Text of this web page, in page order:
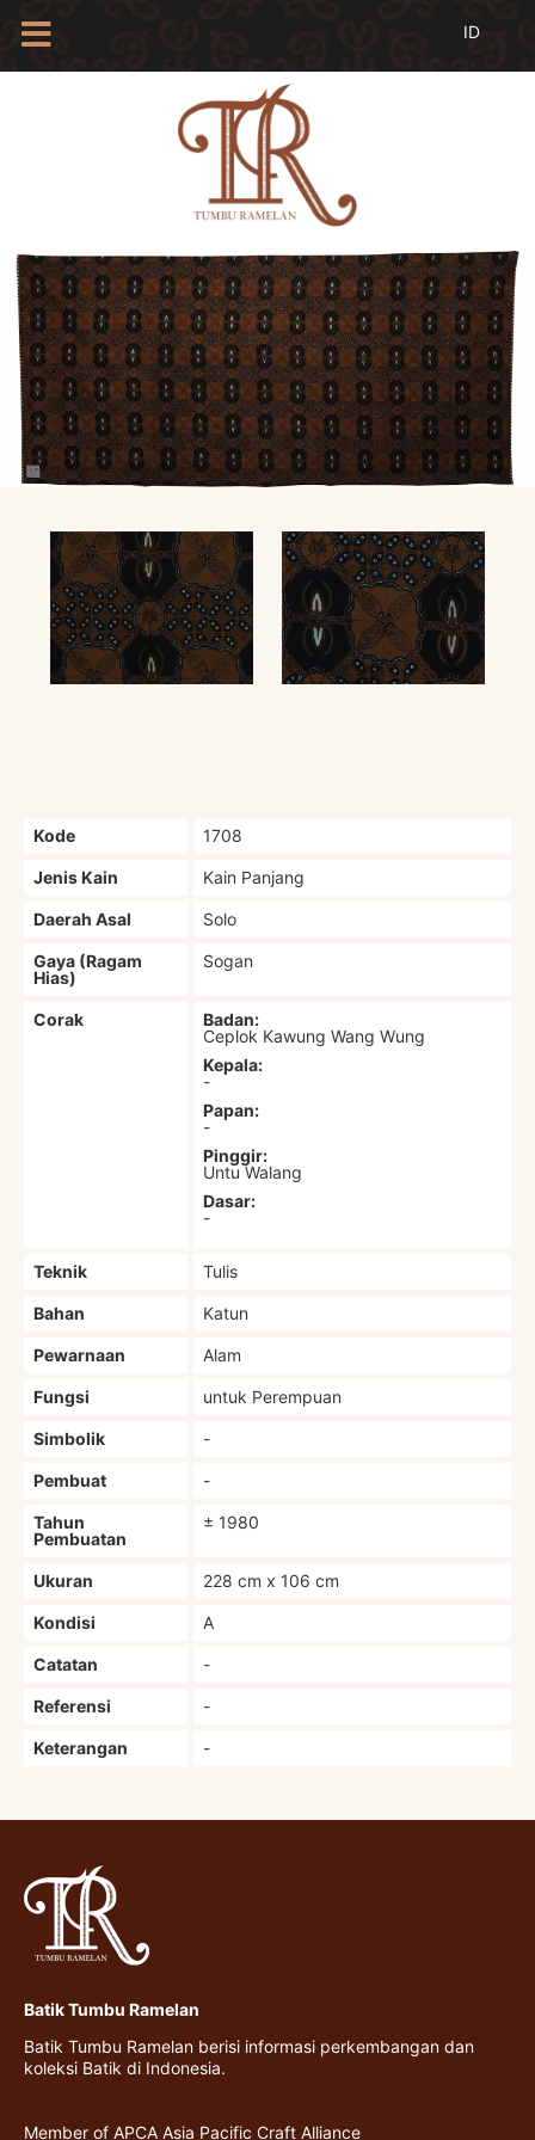
PROFIL
INSAN
BATIK
KAMUS
BATIK
KATALOG
BATIK
TANYA
LINKS
Kode 1708
Jenis Kain Kain Panjang
Daerah Asal Solo
Gaya (Ragam
Hias)
Sogan
Corak
Badan:
Ceplok Kawung Wang Wung
Kepala:
-
Papan:
-
Pinggir:
Untu Walang
Dasar:
-
Teknik Tulis
Bahan Katun
Pewarnaan Alam
Fungsi untuk Perempuan
Simbolik -
Pembuat -
Tahun
Pembuatan
± 1980
Ukuran 228 cm x 106 cm
Kondisi A
Catatan -
Referensi -
Keterangan -
Batik Tumbu Ramelan
Batik Tumbu Ramelan berisi informasi perkembangan dan
koleksi Batik di Indonesia.
Member of APCA Asia Pacific Craft Alliance